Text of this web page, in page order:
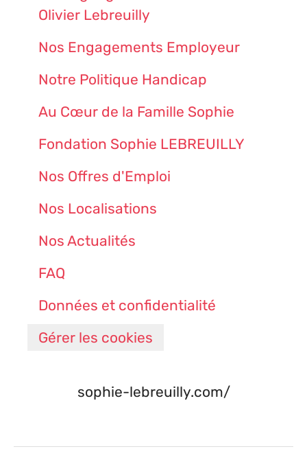
Olivier Lebreuilly
Nos Engagements Employeur
Notre Politique Handicap
Au Cœur de la Famille Sophie
Fondation Sophie LEBREUILLY
Nos Offres d'Emploi
Nos Localisations
Nos Actualités
FAQ
Données et confidentialité
Gérer les cookies
sophie-lebreuilly.com/